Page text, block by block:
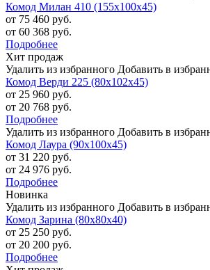
Комод Милан 410 (155х100х45)
от 75 460 руб.
от 60 368 руб.
Подробнее
Хит продаж
Удалить из избранного Добавить в
Комод Верди 225 (80х102х45)
от 25 960 руб.
от 20 768 руб.
Подробнее
Удалить из избранного Добавить в
Комод Лаура (90х100х45)
от 31 220 руб.
от 24 976 руб.
Подробнее
Новинка
Удалить из избранного Добавить в
Комод Зарина (80х80х40)
от 25 250 руб.
от 20 200 руб.
Подробнее